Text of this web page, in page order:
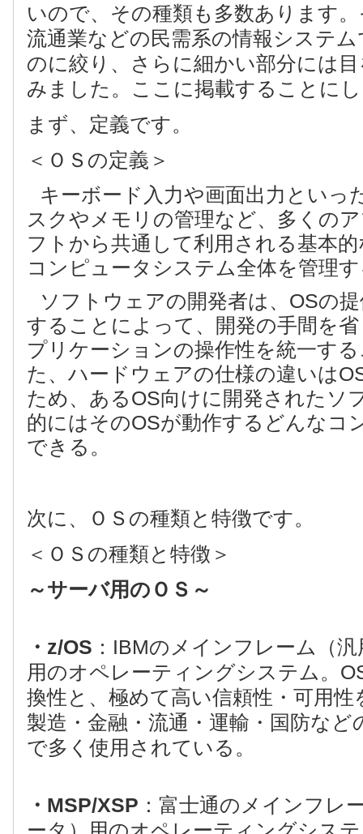
いので、その種類も多数あります
流通業などの民需系の情報システ
のに絞り、さらに細かい部分には
みました。ここに掲載することに
まず、定義です。
＜ＯＳの定義＞
キーボード入力や画面出力といっ
スクやメモリの管理など、多くの
フトから共通して利用される基本
コンピュータシステム全体を管理
ソフトウェアの開発者は、OSの
することによって、開発の手間を
プリケーションの操作性を統一す
た、ハードウェアの仕様の違いは
ため、あるOS向けに開発されたソ
的にはそのOSが動作するどんなコ
できる。
次に、ＯＳの種類と特徴です。
＜ＯＳの種類と特徴＞
～サーバ用のＯＳ～
・z/OS ：IBMのメインフレーム（
用のオペレーティングシステム。
換性と、極めて高い信頼性・可用
製造・金融・流通・運輸・国防など
で多く使用されている。
・MSP/XSP ：富士通のメインフレ